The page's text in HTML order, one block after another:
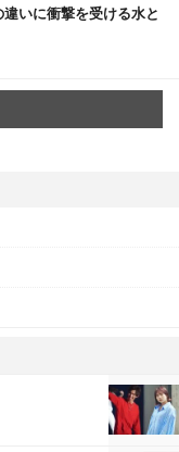
いに衝撃を受ける水と